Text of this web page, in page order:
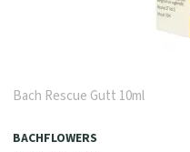
Bach Rescue Gutt 10ml
BACHFLOWERS